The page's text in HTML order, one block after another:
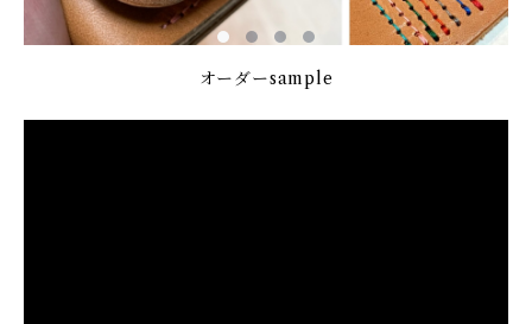
オーダーsample